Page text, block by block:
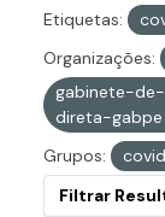
Etiquetas:
Organizações:
gabinete-
direta-gabpe
Grupos:
covid
Filtrar